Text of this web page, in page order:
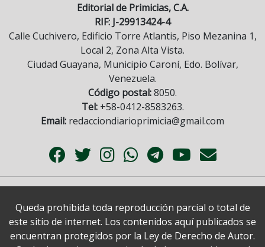
Editorial de Primicias, C.A.
RIF: J-29913424-4
Calle Cuchivero, Edificio Torre Atlantis, Piso Mezanina 1,
Local 2, Zona Alta Vista.
Ciudad Guayana, Municipio Caroní, Edo. Bolívar,
Venezuela.
Código postal:8050.
Tel:+58-0412-8583263.
Email: redacciondiarioprimicia@gmail.com
Queda prohibida toda reproducción parcial o total de
este sitio de internet. Los contenidos aquí publicados se
encuentran protegidos por la Ley de Derecho de Autor.